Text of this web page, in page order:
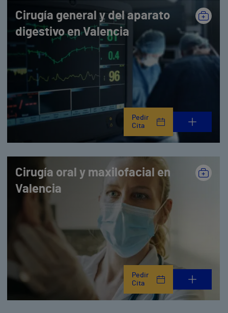
Cirugía general y del aparato
digestivo en Valencia
Pedir
Cita
Cirugía oral y maxilofacial en
Valencia
Pedir
Cita